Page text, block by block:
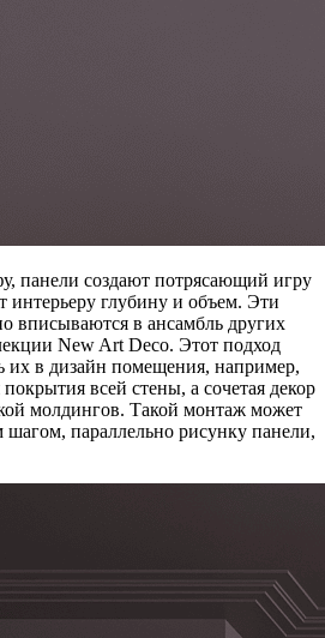
панели создают потрясающий игру
интерьеру глубину и объем. Эти
вписываются в ансамбль других
New Art Deco. Этот подход
их в дизайн помещения, например,
всей стены, а сочетая декор
молдингов. Такой монтаж может
параллельно рисунку панели,